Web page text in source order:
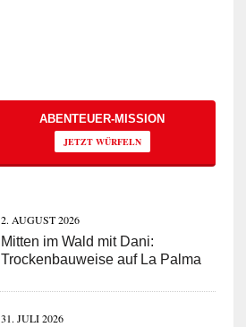
ABENTEUER-MISSION
JETZT WÜRFELN
2. AUGUST 2026
Mitten im Wald mit Dani:
Trockenbauweise auf La Palma
31. JULI 2026